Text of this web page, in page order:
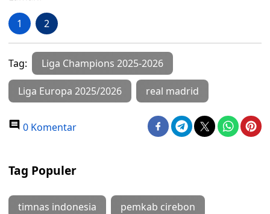
1 2
Tag: Liga Champions 2025-2026
Liga Europa 2025/2026 real madrid
0 Komentar
Tag Populer
timnas indonesia pemkab cirebon